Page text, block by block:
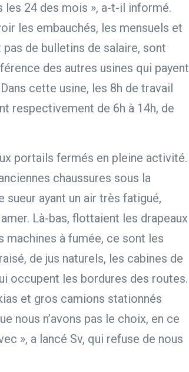
24 des mois », a-t-il informé.
les embauchés, les mensuels et
de bulletins de salaire, sont
des autres usines qui payent
cette usine, les 8h de travail
respectivement de 6h à 14h, de
portails fermés en pleine activité.
chaussures sous la
sueur ayant un air très fatigué,
Là-bas, flottaient les drapeaux
machines à fumée, ce sont les
de jus naturels, les cabines de
occupent les bordures des routes.
et gros camions stationnés
nous n’avons pas le choix, en ce
», a lancé Sv, qui refuse de nous